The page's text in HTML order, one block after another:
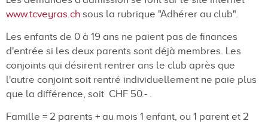
www.tcveyras.ch sous la rubrique "Adhérer au club".
Les enfants de 0 à 19 ans ne paient pas de finances
d'entrée si les deux parents sont déjà membres. Les
conjoints qui désirent rentrer ans le club après que
l'autre conjoint soit rentré individuellement ne paie plus
que la différence, soit CHF 50.- .
Famille = 2 parents + au mois 1 enfant, ou 1 parent et 2